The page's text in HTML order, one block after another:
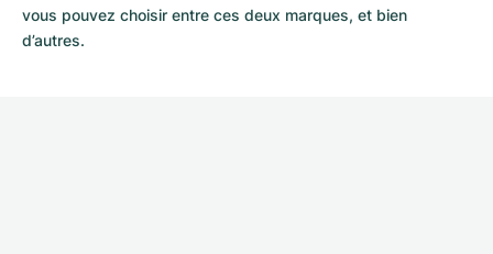
vous pouvez choisir entre ces deux marques, et bien
d’autres.